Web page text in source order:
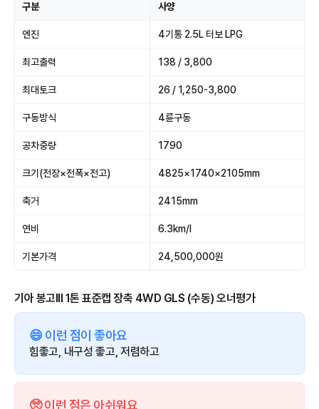
구분 사양
엔진 4기통 2.5L 터보 LPG
최고출력 138 / 3,800
최대토크 26 / 1,250-3,800
구동방식 4륜구동
공차중량 1790
크기(전장×전폭×전고) 4825×1740×2105mm
축거 2415mm
연비 6.3km/l
기본가격 24,500,000원
기아 봉고III 1톤 표준캡 장축 4WD GLS (수동) 오너평가
😄 이런 점이 좋아요
힘좋고, 내구성 좋고, 저렴하고
🥺 이런 점은 아쉬워요